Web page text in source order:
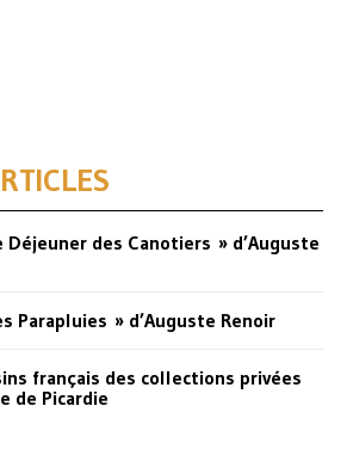
Déjeuner des Canotiers » d’Auguste
Parapluies » d’Auguste Renoir
français des collections privées
de Picardie